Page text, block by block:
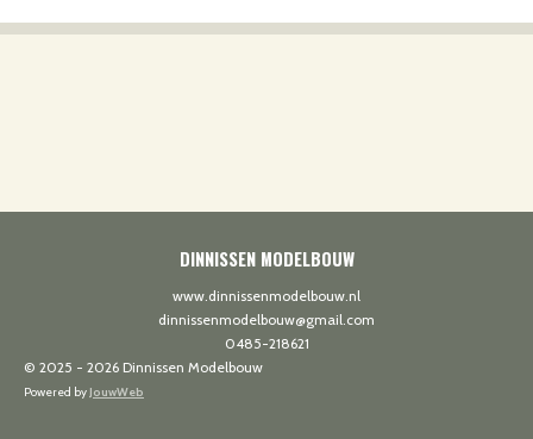
DINNISSEN MODELBOUW
www.dinnissenmodelbouw.nl
dinnissenmodelbouw@gmail.com
0485-218621
© 2025 - 2026 Dinnissen Modelbouw
Powered byJouwWeb